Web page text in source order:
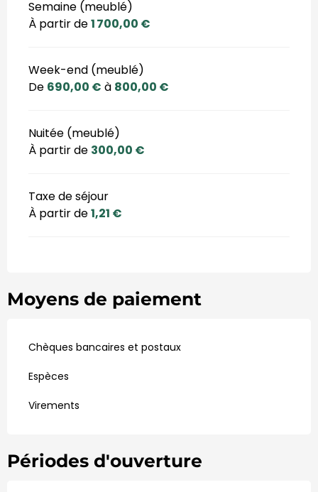
Semaine (meublé)
À partir de1 700,00 €
Week-end (meublé)
De 690,00 € à 800,00 €
Nuitée (meublé)
À partir de 300,00 €
Taxe de séjour
À partir de1,21 €
Moyens de paiement
Chèques bancaires et postaux
Espèces
Virements
Périodes d'ouverture